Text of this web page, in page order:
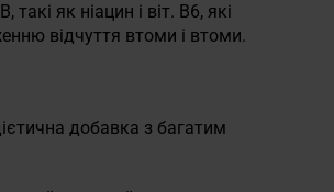
такі як ніацин і віт. В6, які
відчуття втоми і втоми.
добавка з багатим